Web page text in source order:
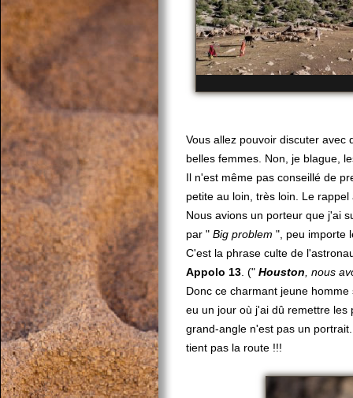
Vous allez pouvoir discuter
belles femmes. Non, je blague,
Il n'est même pas conseillé de
petite au loin, très loin. Le
Nous avions un porteur que j'ai
par " Big problem ", peu importe
C'est la phrase culte de
Appolo 13 . (" Houston , nous
Donc ce charmant jeune
eu un jour où j'ai dû remettre
grand-angle n'est pas un
tient pas la route !!!